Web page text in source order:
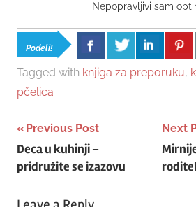
Nepopravljivi sam
Podeli!
Tagged with knjiga za preporuku,
pčelica
Post
navigation
Previous Post
Deca u kuhinji –
pridružite se izazovu
Next